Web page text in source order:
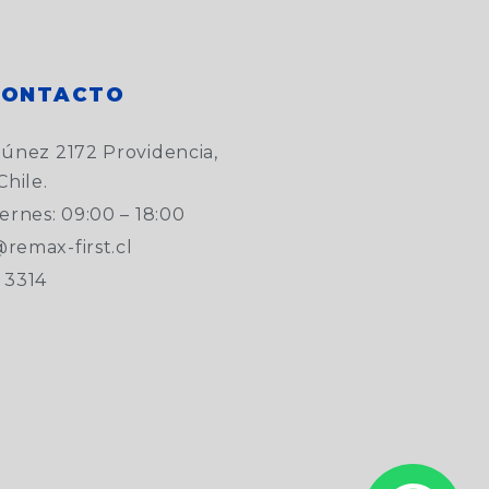
2172 Providencia,
09:00 – 18:00
first.cl